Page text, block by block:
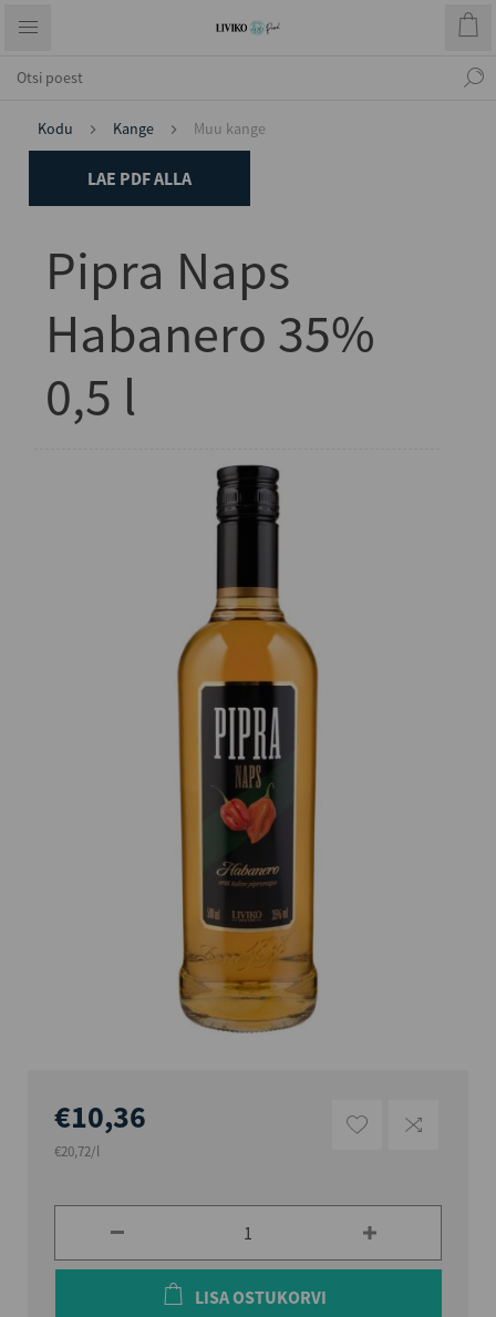
Kodu Kange Muu kange
LAE PDF ALLA
Pipra Naps
Habanero 35%
0,5 l
€10,36
€20,72/l
LISA OSTUKORVI